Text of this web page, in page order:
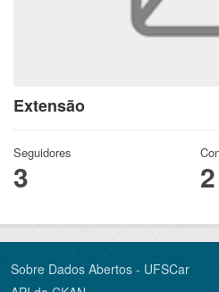
Extensão
Seguidores
3 2
Sobre Dados Abertos - UFSCar